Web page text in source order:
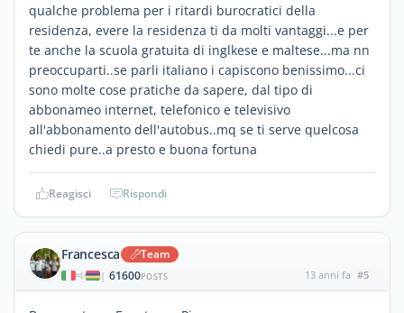
qualche problema per i ritardi burocratici della
residenza, evere la residenza ti da molti vantaggi...e per
te anche la scuola gratuita di inglkese e maltese...ma nn
preoccuparti..se parli italiano i capiscono benissimo...ci
sono molte cose pratiche da sapere, dal tipo di
abbonameo internet, telefonico e televisivo
all'abbonamento dell'autobus..mq se ti serve quelcosa
chiedi pure..a presto e buona fortuna
Reagisci Rispondi
Francesca Team
| 61600POSTS 13 anni fa #5